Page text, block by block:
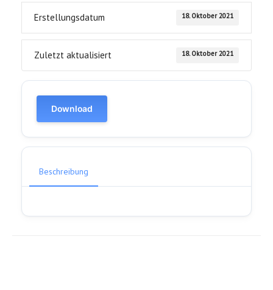
Erstellungsdatum 18. Oktober 2021
Zuletzt aktualisiert 18. Oktober 2021
Download
Beschreibung